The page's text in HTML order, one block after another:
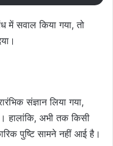
सवाल किया गया, तो
संज्ञान लिया गया,
हालांकि, अभी तक किसी
पुष्टि सामने नहीं आई है।